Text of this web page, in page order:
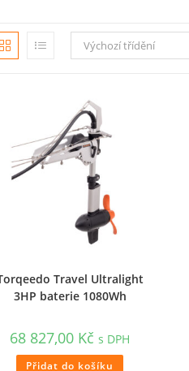
Výchozí třídění
Travel Ultralight
3HP baterie 1080Wh
68 827,00 Kč s DPH
Přidat do košíku